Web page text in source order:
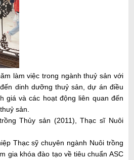
làm việc trong ngành thuỷ sản với
dinh dưỡng thuỷ sản, dự án điều
giá và các hoạt động liên quan đến
sản.
Thủy sản (2011), Thạc sĩ Nuôi
Thạc sỹ chuyên ngành Nuôi trồng
gia khóa đào tạo về tiêu chuẩn ASC